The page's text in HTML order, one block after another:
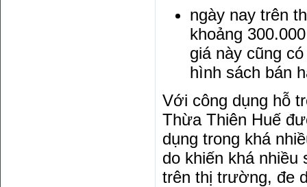
ngày nay trên
khoảng
giá này cũng
hình sách bán
Với công dụng hỗ
Thừa Thiên Huế
dụng trong khá
do khiến khá nhiều
trên thị trường, đe